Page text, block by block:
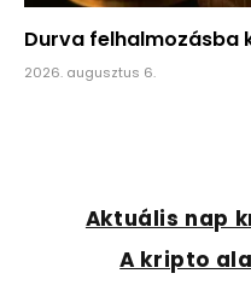
Durva felhalmozásba
2026. augusztus 6.
Aktuális nap
A kripto